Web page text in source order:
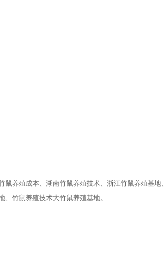
鼠养殖成本、湖南竹鼠养殖技术、浙江竹鼠养殖基地、
、竹鼠养殖技术大竹鼠养殖基地。